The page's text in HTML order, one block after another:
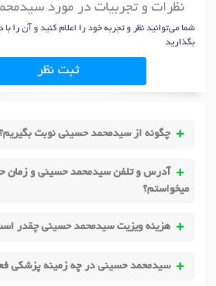
نظرات و تجربیات در مورد
شما می‌توانید نظر و تجربه خود را اعلام کنید و آن را
بگذارید
ثبت نظر
چگونه از سیدمحمد حسینی نوبت
آدرس و تلفن سیدمحمد حسینی و زمان
میخواستم؟
هزینه ویزیت سیدمحمد حسینی چقدر
سیدمحمد حسینی در چه زمینه پزشکی